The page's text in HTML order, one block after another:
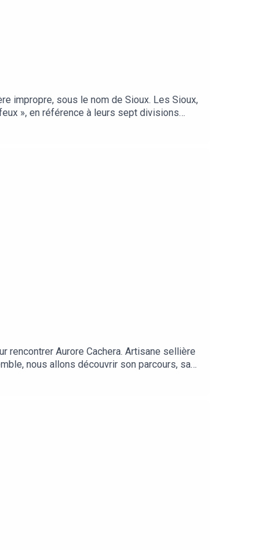
impropre, sous le nom de Sioux. Les Sioux,
», en référence à leurs sept divisions
éloigné des vieux clichés hollywoodiens…
Moodmode, Shaman Grounding,
rencontrer Aurore Cachera. Artisane sellière
nous allons découvrir son parcours, sa
les musiques utilisées sont issues du
Erkki Marjasvaara, Ievgen